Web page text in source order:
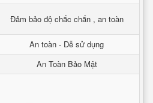
Đảm bảo độ chắc chắn , an toàn
An toàn - Dễ sử dụng
An Toàn Bảo Mật